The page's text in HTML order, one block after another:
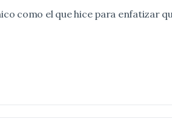
como el que hice para enfatizar